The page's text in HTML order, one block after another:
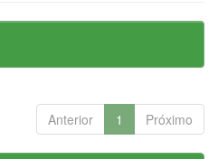
Anterior 1 Próximo